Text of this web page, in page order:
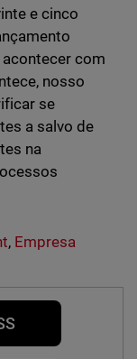
e cinco
com
nosso
se
a salvo de
na
, Empresa